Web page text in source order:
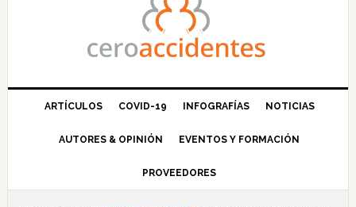
ARTÍCULOS COVID-19 INFOGRAFÍAS NOTICIAS
AUTORES & OPINIÓN EVENTOS Y FORMACIÓN
PROVEEDORES